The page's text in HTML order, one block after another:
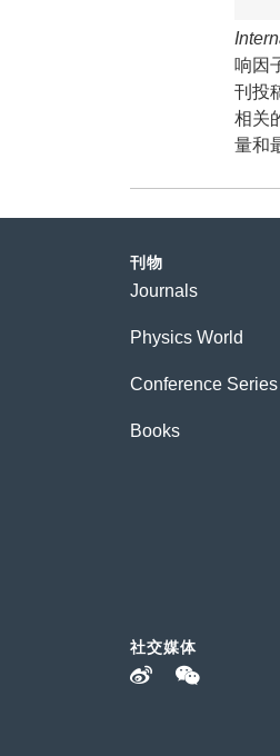
响因
刊投
相关
量和
刊物
Journals
Physics World
Conference Series
Books
社交媒体